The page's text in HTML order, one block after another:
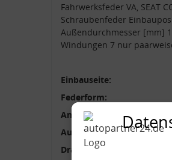
Fahrwerksfeder VA, SEAT
Schraubenfeder
Außendurchmesser [mm]
Windungen 7 nur
Einbauseite:
Federform:
Anzahl der Windungen:
Außendurchmesser [mm]:
Drahtdurchmesser [mm]: